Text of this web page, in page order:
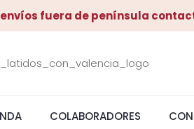
fuera de península
COLABORADORES